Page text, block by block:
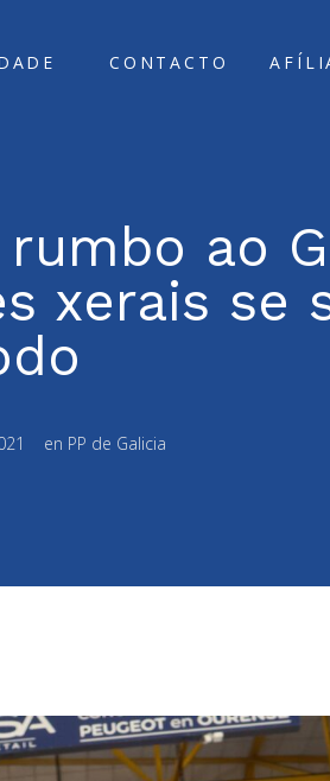
CONTACTO
ao
xerais se
en PP de Galicia